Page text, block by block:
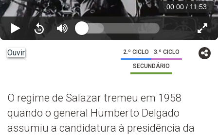
00:00 / 11:53
Ouvir 2.º CICLO 3.º CICLO
SECUNDÁRIO
O regime de Salazar tremeu em 1958
quando o general Humberto Delgado
assumiu a candidatura à presidência da